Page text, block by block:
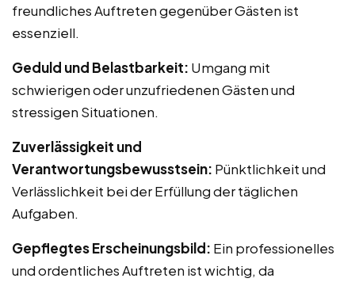
freundliches Auftreten gegenüber Gästen ist
essenziell.
Geduld und Belastbarkeit: Umgang mit
schwierigen oder unzufriedenen Gästen und
stressigen Situationen.
Zuverlässigkeit und
Verantwortungsbewusstsein: Pünktlichkeit und
Verlässlichkeit bei der Erfüllung der täglichen
Aufgaben.
Gepflegtes Erscheinungsbild: Ein professionelles
und ordentliches Auftreten ist wichtig, da